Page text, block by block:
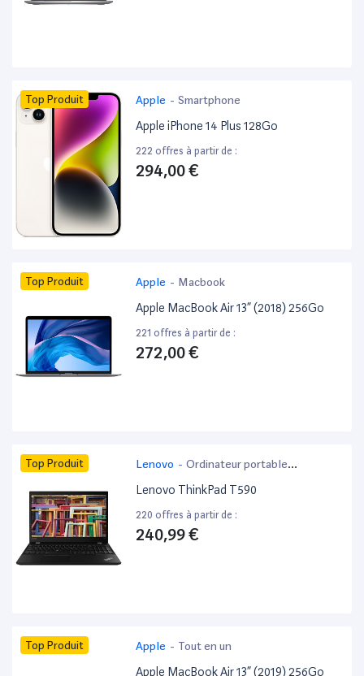
Top Produit Apple - Smartphone
Apple iPhone 14 Plus 128Go
222 offres à partir de :
294,00 €
Top Produit Apple - Macbook
Apple MacBook Air 13” (2018) 256Go
221 offres à partir de :
272,00 €
Top Produit Lenovo - Ordinateur portable
bureautique
Lenovo ThinkPad T590
220 offres à partir de :
240,99 €
Top Produit Apple - Tout en un
Apple MacBook Air 13” (2019) 256Go